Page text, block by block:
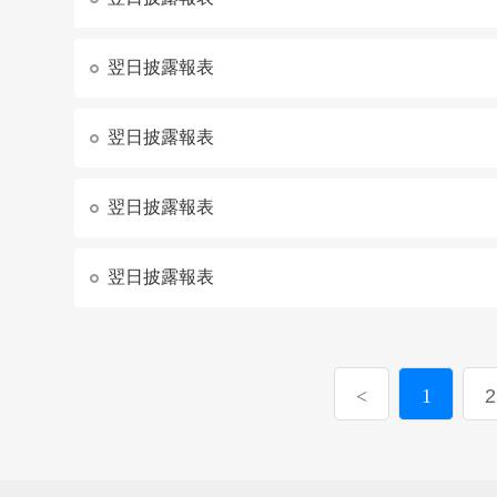
翌日披露報表
翌日披露報表
翌日披露報表
翌日披露報表
1 2